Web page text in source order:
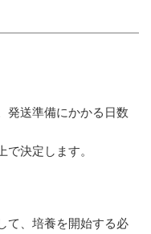
発送準備にかかる日数
決定します。
て、培養を開始する必